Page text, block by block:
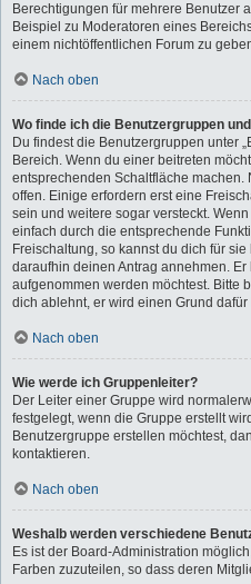
Berechtigungen für mehrere Benutzer
Beispiel zu Moderatoren eines
einem nichtöffentlichen Forum zu
Nach oben
Wo finde ich die Benutzergruppen
Du findest die Benutzergruppen unter
Bereich. Wenn du einer beitreten
entsprechenden Schaltfläche
offen. Einige erfordern erst eine
sein und weitere sogar versteckt.
einfach durch die entsprechende
Freischaltung, so kannst du dich für
daraufhin deinen Antrag annehmen.
aufgenommen werden möchtest. Bitte
dich ablehnt, er wird einen Grund dafür
Nach oben
Wie werde ich Gruppenleiter?
Der Leiter einer Gruppe wird
festgelegt, wenn die Gruppe erstellt
Benutzergruppe erstellen möchtest,
kontaktieren.
Nach oben
Weshalb werden verschiedene
Es ist der Board-Administration
Farben zuzuteilen, so dass deren